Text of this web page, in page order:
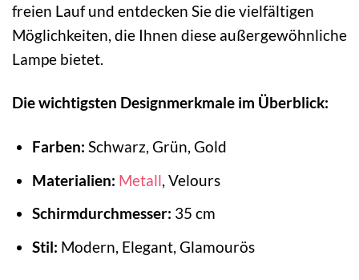
freien Lauf und entdecken Sie die vielfältigen
Möglichkeiten, die Ihnen diese außergewöhnliche
Lampe bietet.
Die wichtigsten Designmerkmale im Überblick:
Farben: Schwarz, Grün, Gold
Materialien: Metall, Velours
Schirmdurchmesser: 35 cm
Stil: Modern, Elegant, Glamourös